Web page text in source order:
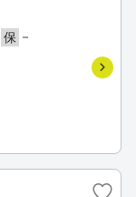
保 －